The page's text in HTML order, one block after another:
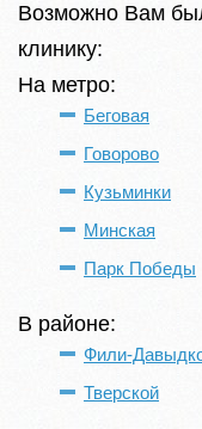
Возможно Вам
клинику:
На метро:
Беговая
Говорово
Кузьминки
Минская
Парк Победы
В районе:
Фили-
Тверской